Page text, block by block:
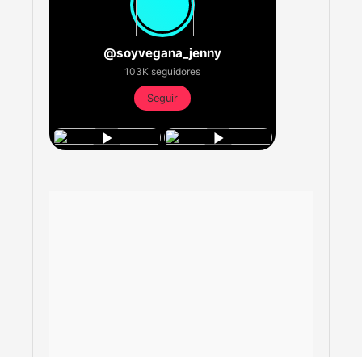
@soyvegana_jenny
103K seguidores
Seguir